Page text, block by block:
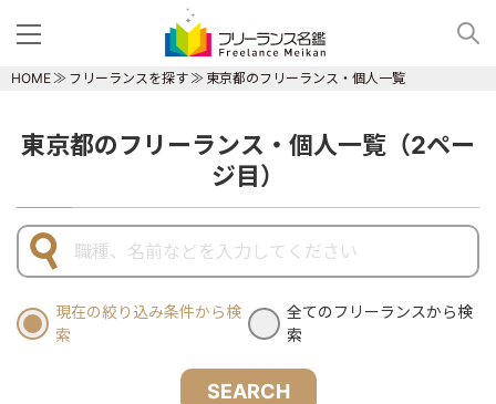
HOME フリーランスを探す 東京都のフリーランス・個人一覧
東京都のフリーランス・個人一覧（2ペー
ジ目）
現在の絞り込み条件から検
索
全てのフリーランスから検
索
SEARCH